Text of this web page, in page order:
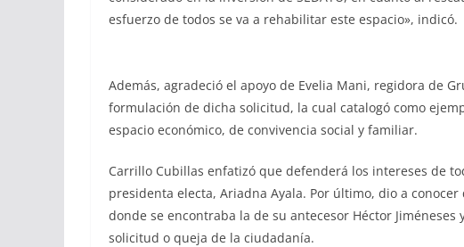
esfuerzo de todos se va a rehabilitar este espacio», indicó.
Además, agradeció el apoyo de Evelia Mani, regidora de
formulación de dicha solicitud, la cual catalogó como
espacio económico, de convivencia social y familiar.
Carrillo Cubillas enfatizó que defenderá los intereses de
presidenta electa, Ariadna Ayala. Por último, dio a
donde se encontraba la de su antecesor Héctor
solicitud o queja de la ciudadanía.